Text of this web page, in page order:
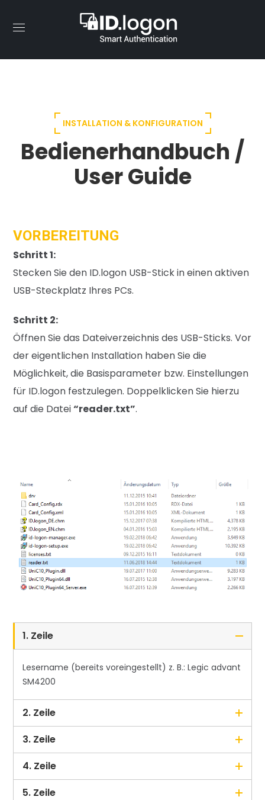
INSTALLATION & KONFIGURATION
Bedienerhandbuch /
User Guide
VORBEREITUNG
Schritt 1:
Stecken Sie den ID.logon USB-Stick in einen aktiven
USB-Steckplatz Ihres PCs.
Schritt 2:
Öffnen Sie das Dateiverzeichnis des USB-Sticks. Vor
der eigentlichen Installation haben Sie die
Möglichkeit, die Basisparameter bzw. Einstellungen
für ID.logon festzulegen. Doppelklicken Sie hierzu
auf die Datei“reader.txt”.
1. Zeile
Lesername (bereits voreingestellt) z. B.: Legic advant
SM4200
2. Zeile
3. Zeile
4. Zeile
5. Zeile